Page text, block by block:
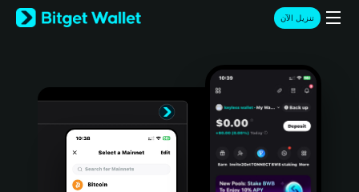
English
日本語
Türkçe
تنزيل الآن